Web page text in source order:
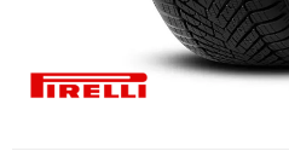
Za više informacija, pomoć i
porudžbine
011 4427900